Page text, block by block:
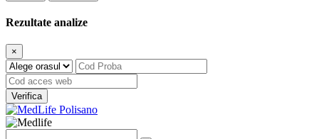
Rezultate analize
×
Verifica